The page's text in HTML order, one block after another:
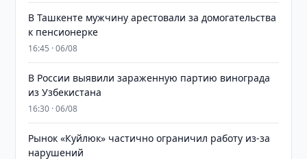
В Ташкенте мужчину арестовали за домогательства
к пенсионерке
16:45 · 06/08
В России выявили зараженную партию винограда
из Узбекистана
16:30 · 06/08
Рынок «Куйлюк» частично ограничил работу из-за
нарушений